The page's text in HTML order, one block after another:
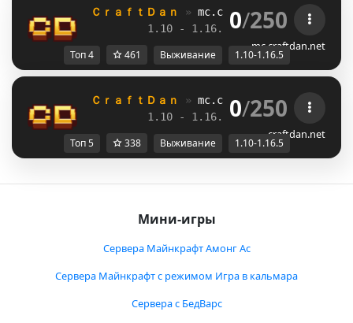
ＣｒａｆｔＤａｎ » mc.craftdan.net //
1.10 - 1.16.5 //
0/250
mc.craftdan.net
Топ 4 461 Выживание 1.10-1.16.5
ＣｒａｆｔＤａｎ » mc.craftdan.net //
1.10 - 1.16.5 //
0/250
craftdan.net
Топ 5 338 Выживание 1.10-1.16.5
Мини-игры
Сервера Майнкрафт Амонг Ас
Сервера Майнкрафт с режимом Игра в кальмара
Сервера с БедВарс